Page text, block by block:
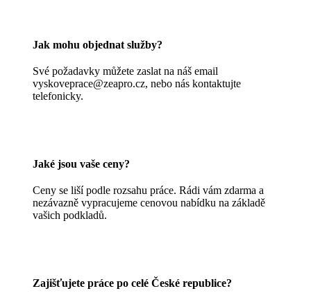
Jak mohu objednat služby?
Své požadavky můžete zaslat na náš email
vyskoveprace@zeapro.cz, nebo nás kontaktujte
telefonicky.
Jaké jsou vaše ceny?
Ceny se liší podle rozsahu práce. Rádi vám zdarma a
nezávazně vypracujeme cenovou nabídku na základě
vašich podkladů.
Zajišťujete práce po celé České republice?